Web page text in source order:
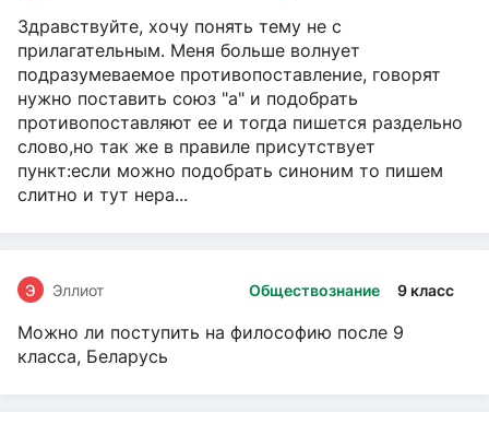
Здравствуйте, хочу понять тему не с
прилагательным. Меня больше волнует
подразумеваемое противопоставление, говорят
нужно поставить союз "а" и подобрать
противопоставляют ее и тогда пишется раздельно
слово,но так же в правиле присутствует
пункт:если можно подобрать синоним то пишем
слитно и тут нера...
Обществознание 9 класс
Э Эллиот
Можно ли поступить на философию после 9
класса, Беларусь